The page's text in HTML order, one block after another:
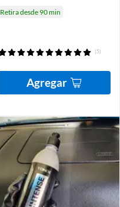
Retira desde 90 min
(5)
Agregar